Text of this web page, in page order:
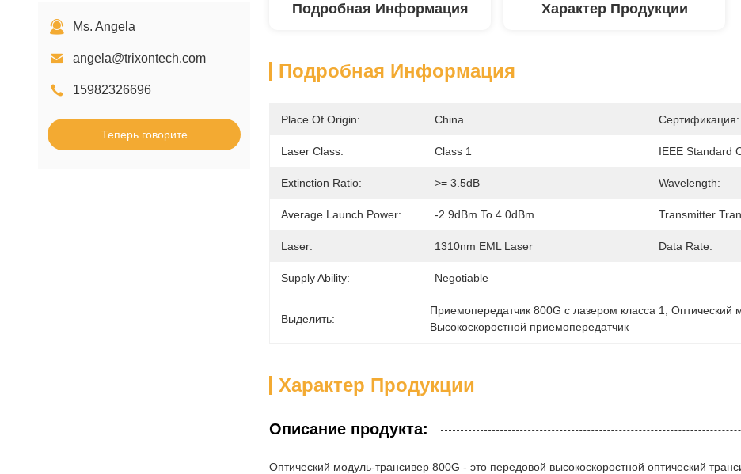
Ms. Angela
angela@trixontech.com
15982326696
Теперь говорите
Подробная Информация Характер Продукции
Подробная Информация
Place Of Origin: China Сертификация:
Laser Class: Class 1 IEEE Standard
Extinction Ratio: >= 3.5dB Wavelength:
Average Launch Power: -2.9dBm To 4.0dBm Transmitter
Laser: 1310nm EML Laser Data Rate:
Supply Ability: Negotiable
Выделить:
Приемопередатчик 800G с лазером класса 1 , Оптический
Высокоскоростной приемопередатчик
Характер Продукции
Описание продукта:
Оптический модуль-трансивер 800G - это передовой высокоскоростной оптический